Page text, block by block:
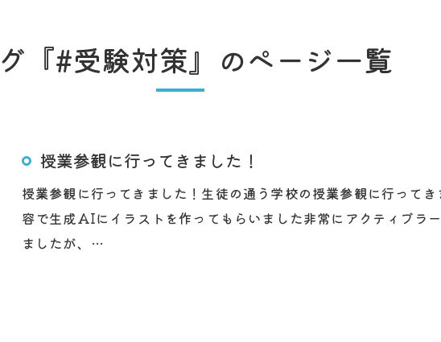
『#受験対策』のページ一覧
授業参観に行ってきました！
授業参観に行ってきました！生徒の通う学校の授業参観に行って
容で生成AIにイラストを作ってもらいました非常にアクティブラ
ましたが、…